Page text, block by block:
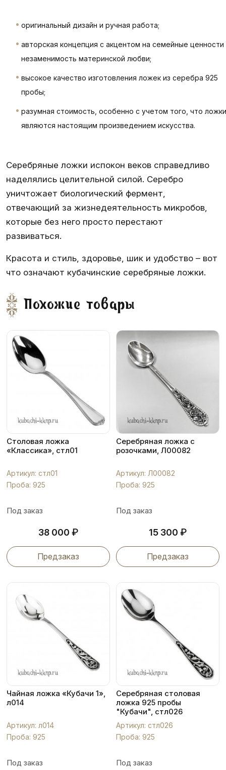
оригинальный дизайн и ручная работа;
авторская концепция с акцентом на семейные ценности
незаменимость материнской любви;
высокое качество изготовления ложек из серебра 925
пробы;
разумная стоимость, особенно с учетом того, что ложки
являются настоящим произведением искусства.
Серебряные ложки испокон веков справедливо
наделялись целительной силой. Серебро
уничтожает биологический фермент,
отвечающий за жизнедеятельность микробов,
которые без него просто перестают
развиваться.
Красота и стиль, здоровье, шик и удобство – вот
что означают кубачинские серебряные ложки.
Похожие товары
Столовая ложка
«Классика», стл01
Артикул: стл01
Проба: 925
Под заказ
38 000 ₽
Предзаказ
Серебряная ложка с
розочками, Л00082
Артикул: Л00082
Проба: 925
Под заказ
15 300 ₽
Предзаказ
Чайная ложка «Кубачи 1»,
л014
Артикул: л014
Проба: 925
Под заказ
Серебряная столовая
ложка 925 пробы
"Кубачи", стл026
Артикул: стл026
Проба: 925
Под заказ